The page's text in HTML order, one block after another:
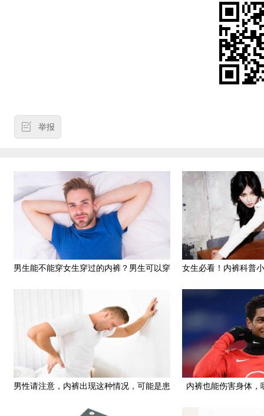
举报
男生能不能穿女生穿过的内裤？男生可以穿
女生必看！内裤科普
男性请注意，内裤出现这种情况，可能是患
内裤也能伤害身体，